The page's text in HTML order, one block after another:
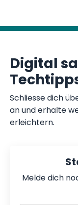
Digital
Schliesse dich
an und erhalte
erleichtern.
Melde dich